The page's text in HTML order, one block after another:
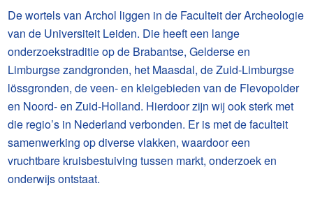
De wortels van Archol liggen in de Faculteit der Archeologie
van de Universiteit Leiden. Die heeft een lange
onderzoekstraditie op de Brabantse, Gelderse en
Limburgse zandgronden, het Maasdal, de Zuid-Limburgse
lössgronden, de veen- en kleigebieden van de Flevopolder
en Noord- en Zuid-Holland. Hierdoor zijn wij ook sterk met
die regio’s in Nederland verbonden. Er is met de faculteit
samenwerking op diverse vlakken, waardoor een
vruchtbare kruisbestuiving tussen markt, onderzoek en
onderwijs ontstaat.